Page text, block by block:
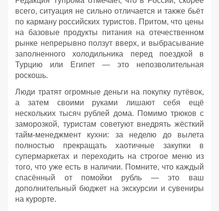
всего, ситуация не сильно отличается и также бьёт
по карману российских туристов. Притом, что цены
на базовые продукты питания на отечественном
рынке непрерывно ползут вверх, и выбрасывание
заполненного холодильника перед поездкой в
Турцию или Египет — это непозволительная
роскошь.
Люди тратят огромные деньги на покупку путёвок,
а затем своими руками лишают себя ещё
нескольких тысяч рублей дома. Помимо трюков с
заморозкой, туристам советуют внедрять жёсткий
тайм-менеджмент кухни: за неделю до вылета
полностью прекращать хаотичные закупки в
супермаркетах и переходить на строгое меню из
того, что уже есть в наличии. Помните, что каждый
спасённый от помойки рубль — это ваш
дополнительный бюджет на экскурсии и сувениры
на курорте.